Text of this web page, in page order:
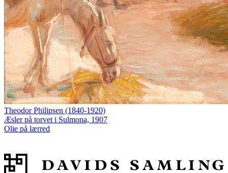
Theodor Philipsen (1840-1920)
Æsler på torvet i Sulmona, 1907
Olie på lærred